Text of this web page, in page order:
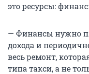
это ресурсы:
— Финансы нужно
дохода и
весь ремонт,
типа такси, а не